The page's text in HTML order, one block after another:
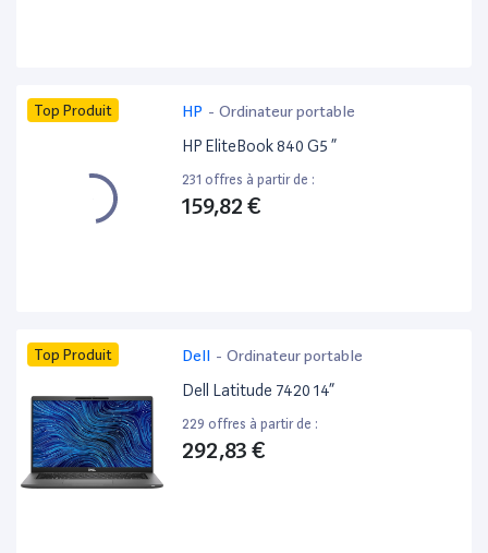
Top Produit HP - Ordinateur portable
HP EliteBook 840 G5 ”
231 offres à partir de :
159,82 €
Top Produit Dell - Ordinateur portable
Dell Latitude 7420 14”
229 offres à partir de :
292,83 €